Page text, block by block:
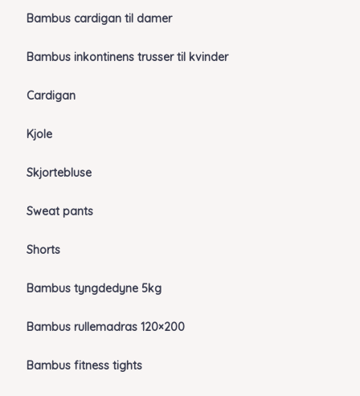
Bambus cardigan til damer
Bambus inkontinens trusser til kvinder
Cardigan
Kjole
Skjortebluse
Sweat pants
Shorts
Bambus tyngdedyne 5kg
Bambus rullemadras 120×200
Bambus fitness tights